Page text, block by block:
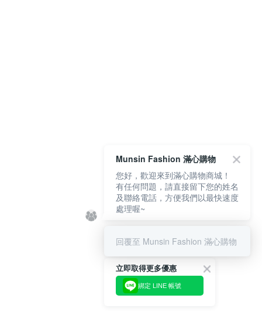
立即取得更多優惠
綁定 LINE 帳號
Munsin Fashion 滿心購物
您好，歡迎來到滿心購物商城！
有任何問題，請直接留下您的姓名
及聯絡電話，方便我們以最快速度
處理喔~
回覆至 Munsin Fashion 滿心購物